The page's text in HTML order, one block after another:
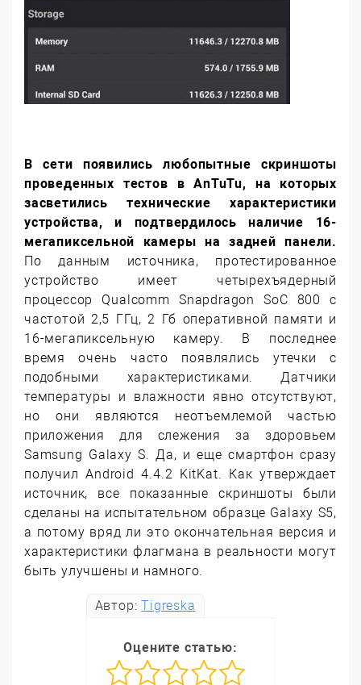
В сети появились любопытные скриншоты
проведенных тестов в AnTuTu, на которых
засветились технические характеристики
устройства, и подтвердилось наличие 16-
мегапиксельной камеры на задней панели.
По данным источника, протестированное
устройство имеет четырехъядерный
процессор Qualcomm Snapdragon SoC 800 с
частотой 2,5 ГГц, 2 Гб оперативной памяти и
16-мегапиксельную камеру. В последнее
время очень часто появлялись утечки с
подобными характеристиками. Датчики
температуры и влажности явно отсутствуют,
но они являются неотъемлемой частью
приложения для слежения за здоровьем
Samsung Galaxy S. Да, и еще смартфон сразу
получил Android 4.4.2 KitKat. Как утверждает
источник, все показанные скриншоты были
сделаны на испытательном образце Galaxy S5,
а потому вряд ли это окончательная версия и
характеристики флагмана в реальности могут
быть улучшены и намного.
Автор:Tigreska
Оцените статью: